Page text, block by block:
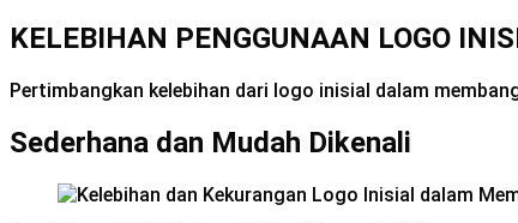
KELEBIHAN PENGGUNAAN LOGO
Pertimbangkan kelebihan dari logo inisial dalam
Sederhana dan Mudah Dikenali